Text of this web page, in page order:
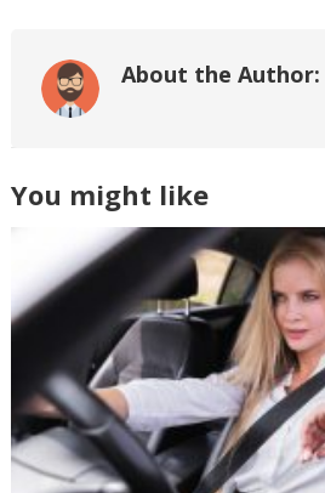
About the Author:
You might like